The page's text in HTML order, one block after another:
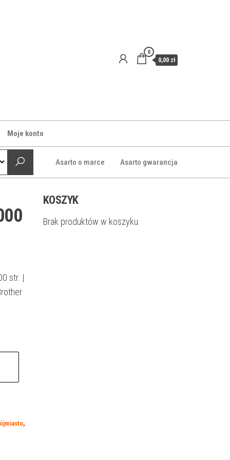
0
0,00 zł
Moje konto
Asarto o marce Asarto gwarancja
str. |
,
KOSZYK
Brak produktów w koszyku.